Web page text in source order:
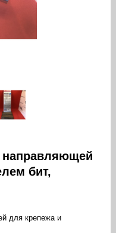
направляющей
бит,
для крепежа и